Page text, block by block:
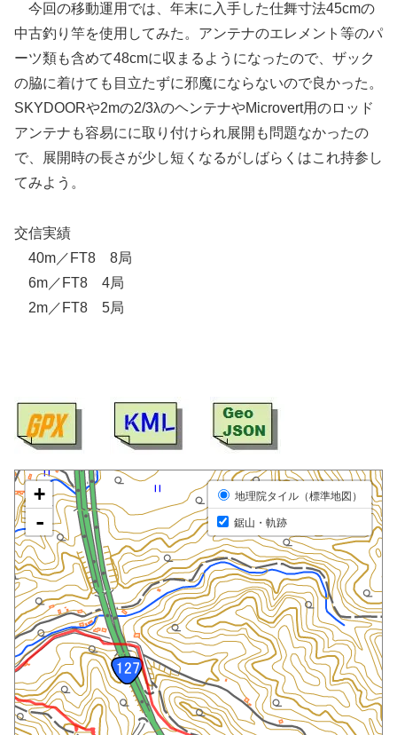
今回の移動運用では、年末に入手した仕舞寸法45cmの
中古釣り竿を使用してみた。アンテナのエレメント等のパ
ーツ類も含めて48cmに収まるようになったので、ザック
の脇に着けても目立たずに邪魔にならないので良かった。
SKYDOORや2mの2/3λのヘンテナやMicrovert用のロッド
アンテナも容易にに取り付けられ展開も問題なかったの
で、展開時の長さが少し短くなるがしばらくはこれ持参し
てみよう。
交信実績
40m／FT8 8局
6m／FT8 4局
2m／FT8 5局